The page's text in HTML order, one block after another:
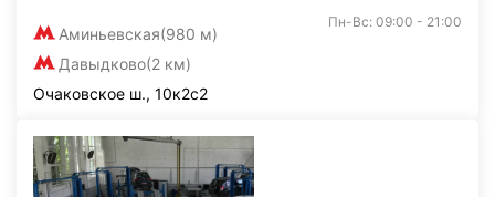
Аминьевская(980 м)
Давыдково(2 км)
Пн-Вс: 09:00 - 21:00
Очаковское ш., 10к2с2